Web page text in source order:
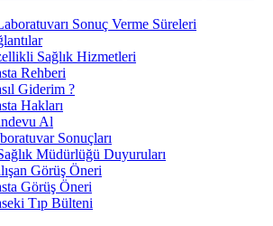
Sonuç Verme Süreleri
Sağlık Hizmetleri
Rehberi
Giderim ?
Hakları
Al
Sonuçları
Müdürlüğü Duyuruları
Görüş Öneri
Görüş Öneri
Tıp Bülteni